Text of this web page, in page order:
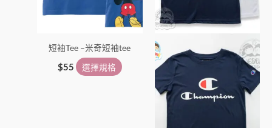
短袖Tee –米奇短袖tee
$55 選擇規格
式。
可
產
品
式。
可
產
品
頁
面
選